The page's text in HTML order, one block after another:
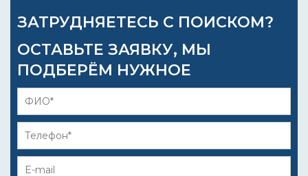
ЗАТРУДНЯЕТЕСЬ С ПОИСКОМ?
ОСТАВЬТЕ ЗАЯВКУ, МЫ
ПОДБЕРЁМ НУЖНОЕ